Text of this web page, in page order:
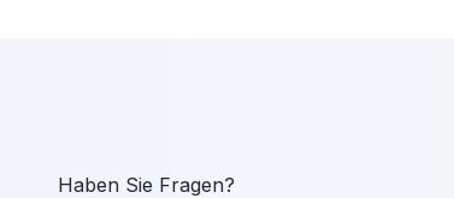
Haben Sie Fragen?